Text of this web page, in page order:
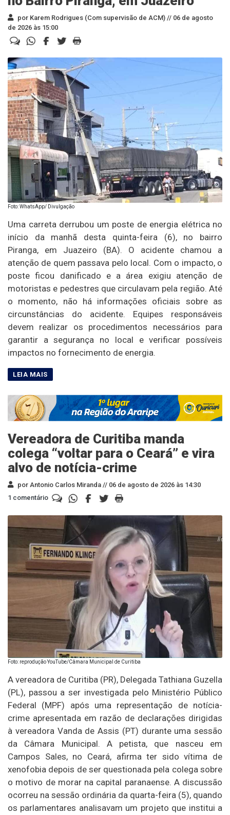
por Karem Rodrigues (Com supervisão de ACM) // 06 de agosto
de 2026 às 15:00
Foto: WhatsApp/ Divulgação
Uma carreta derrubou um poste de energia elétrica no
início da manhã desta quinta-feira (6), no bairro
Piranga, em Juazeiro (BA). O acidente chamou a
atenção de quem passava pelo local. Com o impacto, o
poste ficou danificado e a área exigiu atenção de
motoristas e pedestres que circulavam pela região. Até
o momento, não há informações oficiais sobre as
circunstâncias do acidente. Equipes responsáveis
devem realizar os procedimentos necessários para
garantir a segurança no local e verificar possíveis
impactos no fornecimento de energia.
Vereadora de Curitiba manda
colega “voltar para o Ceará” e vira
alvo de notícia-crime
por Antonio Carlos Miranda // 06 de agosto de 2026 às 14:30
1 comentário
Foto: reprodução YouTube/Câmara Municipal de Curitiba
A vereadora de Curitiba (PR), Delegada Tathiana Guzella
(PL), passou a ser investigada pelo Ministério Público
Federal (MPF) após uma representação de notícia-
crime apresentada em razão de declarações dirigidas
à vereadora Vanda de Assis (PT) durante uma sessão
da Câmara Municipal. A petista, que nasceu em
Campos Sales, no Ceará, afirma ter sido vítima de
xenofobia depois de ser questionada pela colega sobre
o motivo de morar na capital paranaense. A discussão
ocorreu na sessão ordinária da quarta-feira (5), quando
os parlamentares analisavam um projeto que institui a